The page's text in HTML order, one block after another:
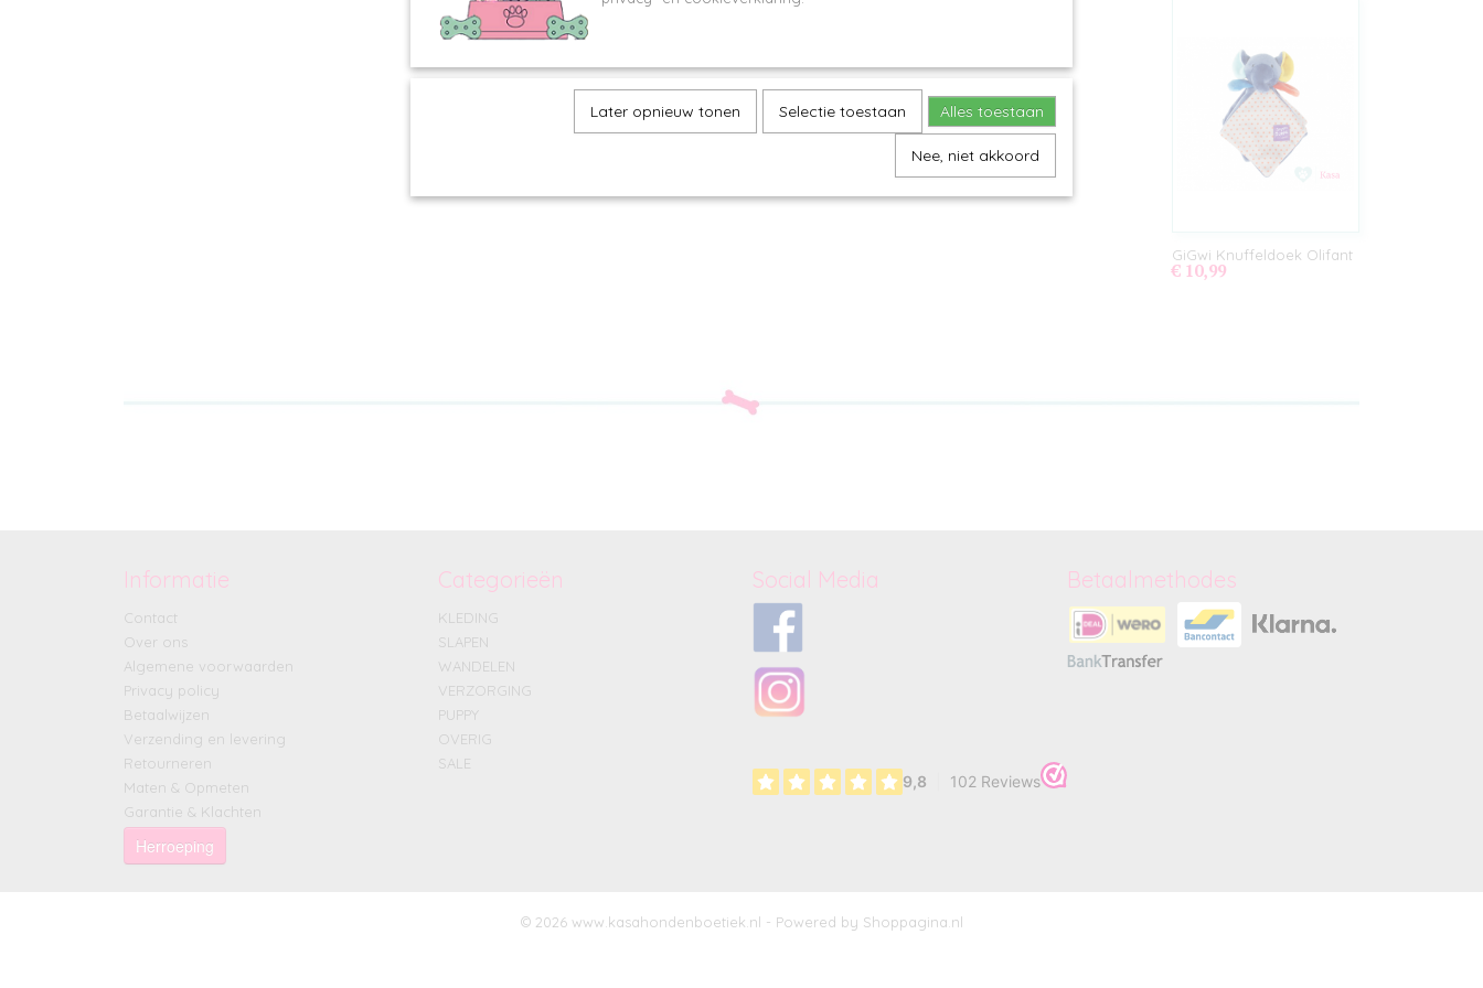
GiGwi Knuffeldoek Olifant
€ 10,99
Informatie
Contact
Over ons
Algemene voorwaarden
Privacy policy
Betaalwijzen
Verzending en levering
Retourneren
Maten & Opmeten
Garantie & Klachten
Herroeping
Categorieën
KLEDING
SLAPEN
WANDELEN
VERZORGING
PUPPY
OVERIG
SALE
Social Media Betaalmethodes
© 2026 www.kasahondenboetiek.nl - Powered by Shoppagina.nl
Later opnieuw tonen Selectie toestaan Alles toestaan
Nee, niet akkoord